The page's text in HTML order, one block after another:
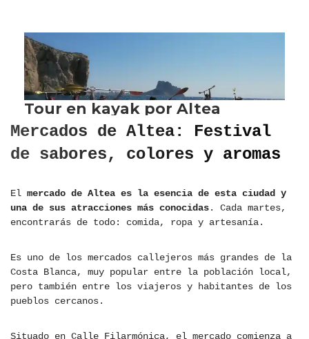
Mercados de Altea: Festival
de sabores, colores y aromas
El mercado de Altea es la esencia de esta ciudad y
una de sus atracciones más conocidas. Cada martes,
encontrarás de todo: comida, ropa y artesanía.
Es uno de los mercados callejeros más grandes de la
Costa Blanca, muy popular entre la población local,
pero también entre los viajeros y habitantes de los
pueblos cercanos.
Situado en Calle Filarmónica, el mercado comienza a